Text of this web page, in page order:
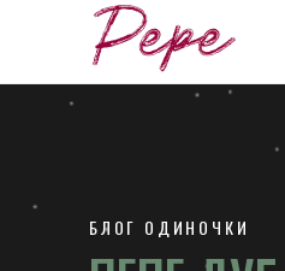
БЛОГ ОДИНОЧКИ